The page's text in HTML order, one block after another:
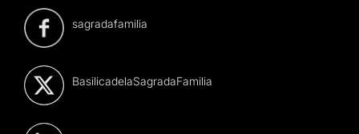
sagradafamilia
BasilicadelaSagradaFamilia